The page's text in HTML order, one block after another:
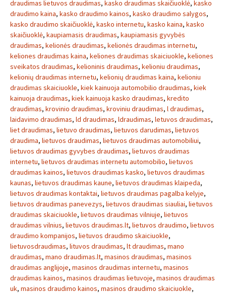
draudimas lietuvos draudimas, kasko draudimas skaičiuoklė, kasko
draudimo kaina, kasko draudimo kainos, kasko draudimo salygos,
kasko draudimo skaičiuoklė, kasko internetu, kasko kaina, kasko
skaičiuoklė, kaupiamasis draudimas, kaupiamasis gyvybės
draudimas, kelionės draudimas, kelionės draudimas internetu,
keliones draudimas kaina, keliones draudimas skaiciuokle, keliones
sveikatos draudimas, kelioninis draudimas, kelioniu draudimas,
kelionių draudimas internetu, kelionių draudimas kaina, kelioniu
draudimas skaiciuokle, kiek kainuoja automobilio draudimas, kiek
kainuoja draudimas, kiek kainuoja kasko draudimas, kredito
draudimas, krovinio draudimas, kroviniu draudimas, l draudimas,
laidavimo draudimas, ld draudimas, ldraudimas, letuvos draudimas,
liet draudimas, lietuvo draudimas, lietuvos darudimas, lietuvos
draudima, lietuvos draudimas, lietuvos draudimas automobiliui,
lietuvos draudimas gyvybes draudimas, lietuvos draudimas
internetu, lietuvos draudimas internetu automobilio, lietuvos
draudimas kainos, lietuvos draudimas kasko, lietuvos draudimas
kaunas, lietuvos draudimas kaune, lietuvos draudimas klaipeda,
lietuvos draudimas kontaktai, lietuvos draudimas pagalba kelyje,
lietuvos draudimas panevezys, lietuvos draudimas siauliai, lietuvos
draudimas skaiciuokle, lietuvos draudimas vilniuje, lietuvos
draudimas vilnius, lietuvos draudimas.lt, lietuvos draudimo, lietuvos
draudimo kompanijos, lietuvos draudimo skaiciuokle,
lietuvosdraudimas, lituvos draudimas, lt draudimas, mano
draudimas, mano draudimas.lt, masinos draudimas, masinos
draudimas anglijoje, masinos draudimas internetu, masinos
draudimas kainos, masinos draudimas lietuvoje, masinos draudimas
uk, masinos draudimo kainos, masinos draudimo skaiciuokle,